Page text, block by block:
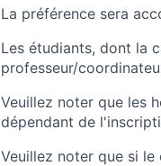
La préférence sera
Les étudiants, dont la
professeur/
Veuillez noter que les
dépendant de
Veuillez noter que si